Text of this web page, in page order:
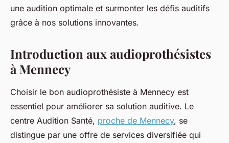
une audition optimale et surmonter les défis auditifs
grâce à nos solutions innovantes.
Introduction aux audioprothésistes
à Mennecy
Choisir le bon audioprothésiste à Mennecy est
essentiel pour améliorer sa solution auditive. Le
centre Audition Santé, proche de Mennecy, se
distingue par une offre de services diversifiée qui